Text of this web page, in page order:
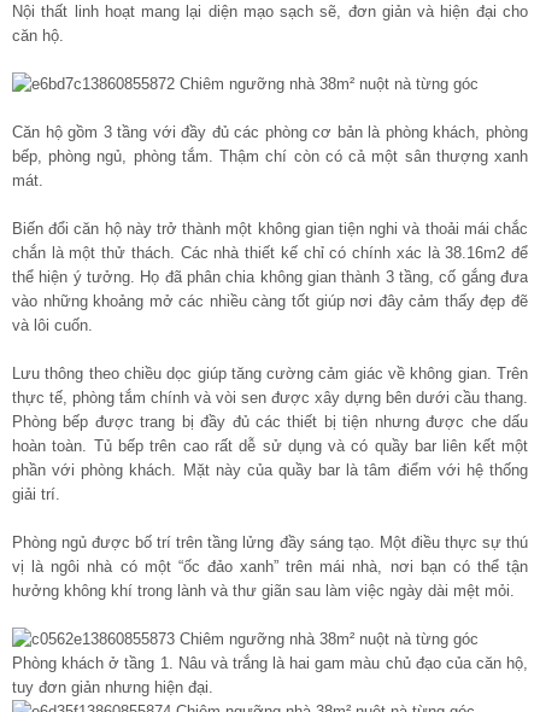
Nội thất linh hoạt mang lại diện mạo sạch sẽ, đơn giản và hiện đại cho
căn hộ.
Căn hộ gồm 3 tầng với đầy đủ các phòng cơ bản là phòng khách, phòng
bếp, phòng ngủ, phòng tắm. Thậm chí còn có cả một sân thượng xanh
mát.
Biến đổi căn hộ này trở thành một không gian tiện nghi và thoải mái chắc
chắn là một thử thách. Các nhà thiết kế chỉ có chính xác là 38.16m2 để
thể hiện ý tưởng. Họ đã phân chia không gian thành 3 tầng, cố gắng đưa
vào những khoảng mở các nhiều càng tốt giúp nơi đây cảm thấy đẹp đẽ
và lôi cuốn.
Lưu thông theo chiều dọc giúp tăng cường cảm giác về không gian. Trên
thực tế, phòng tắm chính và vòi sen được xây dựng bên dưới cầu thang.
Phòng bếp được trang bị đầy đủ các thiết bị tiện nhưng được che dấu
hoàn toàn. Tủ bếp trên cao rất dễ sử dụng và có quầy bar liên kết một
phần với phòng khách. Mặt này của quầy bar là tâm điểm với hệ thống
giải trí.
Phòng ngủ được bố trí trên tầng lửng đầy sáng tạo. Một điều thực sự thú
vị là ngôi nhà có một “ốc đảo xanh” trên mái nhà, nơi bạn có thể tận
hưởng không khí trong lành và thư giãn sau làm việc ngày dài mệt mỏi.
Phòng khách ở tầng 1. Nâu và trắng là hai gam màu chủ đạo của căn hộ,
tuy đơn giản nhưng hiện đại.